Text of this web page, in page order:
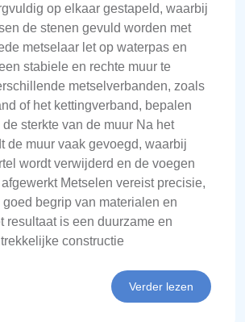
op elkaar gestapeld, waarbij
de stenen gevuld worden met
metselaar let op waterpas en
stabiele en rechte muur te
metselverbanden, zoals
of het kettingverband, bepalen
de sterkte van de muur Na het
de muur vaak gevoegd, waarbij
wordt verwijderd en de voegen
Metselen vereist precisie,
begrip van materialen en
resultaat is een duurzame en
constructie
Verder lezen